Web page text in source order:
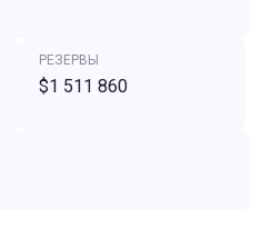
РЕЗЕРВЫ
$1 511 860